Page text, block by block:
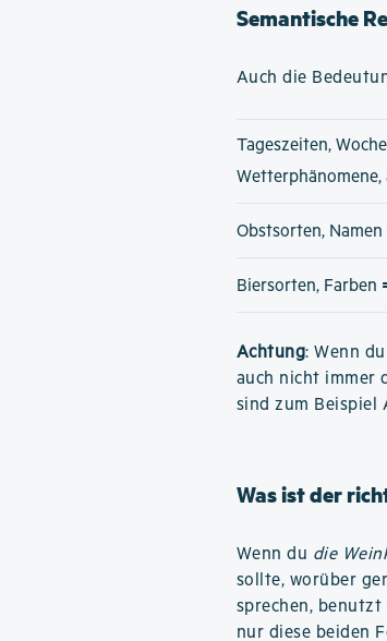
Semantische
Auch die
Tageszeiten,
Obstsorten,
Biersorten, Farben
Achtung: Wenn
auch nicht immer
sind zum Beispiel
Was ist der
Wenn du die
sollte, worüber
sprechen,
nur diese beiden